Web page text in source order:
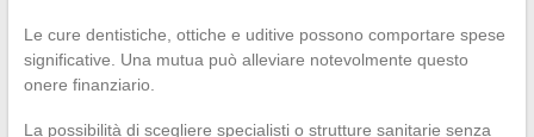
Le cure dentistiche, ottiche e uditive possono comportare spese
significative. Una mutua può alleviare notevolmente questo
onere finanziario.
La possibilità di scegliere specialisti o strutture sanitarie senza